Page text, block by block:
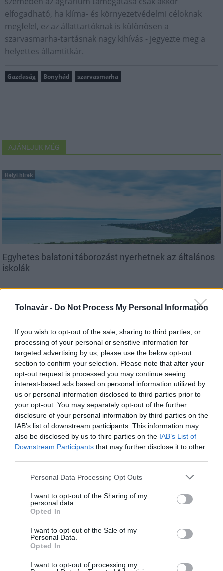
Tolnavár - Do Not Process My Personal Information
If you wish to opt-out of the sale, sharing to third parties, or
processing of your personal or sensitive information for
targeted advertising by us, please use the below opt-out
section to confirm your selection. Please note that after your
opt-out request is processed you may continue seeing
interest-based ads based on personal information utilized by
us or personal information disclosed to third parties prior to
your opt-out. You may separately opt-out of the further
disclosure of your personal information by third parties on the
IAB’s list of downstream participants. This information may
also be disclosed by us to third parties on the IAB’s List of
Downstream Participants that may further disclose it to other
Please note that this website/app uses one or more Google
not limited to your visit or usage behaviour. You may click to
grant or deny consent to Google and its third-party tags to
use your data for below specified purposes in below Google
consent section.
Personal Data Processing Opt Outs
I want to opt-out of the Sharing of my
personal data.
Opted In
I want to opt-out of the Sale of my
Personal Data.
Opted In
I want to opt-out of processing my
elfogadható, ha klíma- és környezetvédelmi céloknak
megfelel, ez az állattartóknak is különösen a
szarvasmarha-tartásnak nagy kihívás - jegyezte meg a
helyettes államtitkár.
Gazdaság Bonyhád szarvasmarha
AJÁNLJUK MÉG
Helyi hírek
Egyhetes balatoni táborozást nyerhetnek az általános
iskolák
MAGYAR ÉPÍTŐK
Aktuális
műemlékfelújítás
megújul a tatai Angolkert
A projekt részeként megújulnak a területen található
Várkanyarban álló Nepomuki Szent János híd és szobor is.